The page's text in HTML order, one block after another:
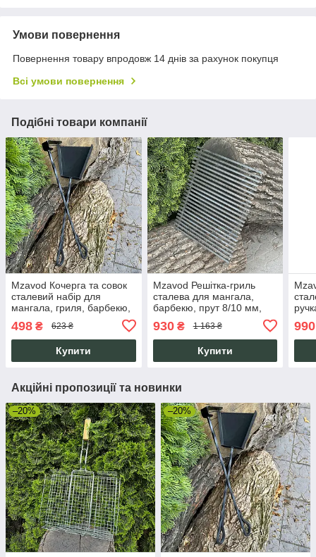
Умови повернення
Повернення товару впродовж 14 днів за рахунок покупця
Всі умови повернення
Подібні товари компанії
Mzavod Кочерга та совок
сталевий набір для
мангала, гриля, барбекю,
інструменти для вугілля та
золи
498 ₴ 623 ₴
Купити
Mzavod Решітка-гриль
сталева для мангала,
барбекю, прут 8/10 мм,
гарантією 10 років
930₴ 1 163 ₴
Купити
990
Акційні пропозиції та новинки
–20% –20%